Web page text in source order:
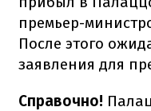
премьер-
После этого
заявления для
Справочно!